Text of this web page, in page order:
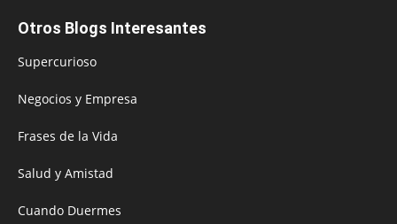
Otros Blogs Interesantes
Supercurioso
Negocios y Empresa
Frases de la Vida
Salud y Amistad
Cuando Duermes